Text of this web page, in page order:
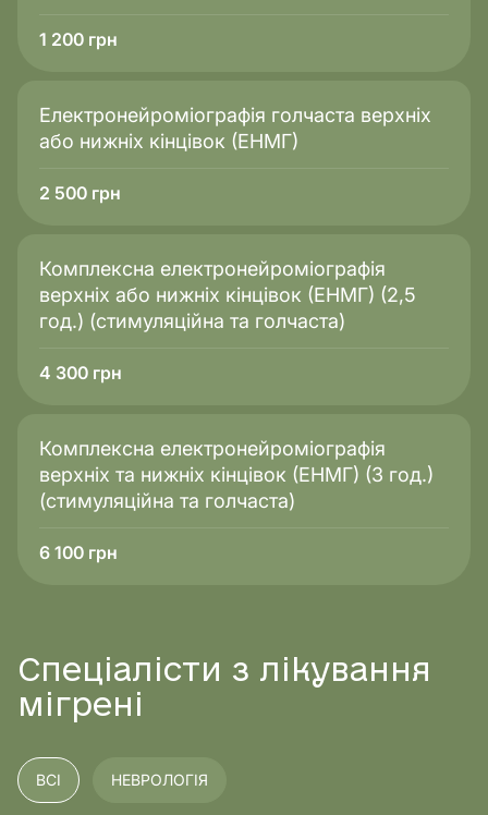
1 200 грн
Електронейроміографія голчаста верхніх
або нижніх кінцівок (ЕНМГ)
2 500 грн
Комплексна електронейроміографія
верхніх або нижніх кінцівок (ЕНМГ) (2,5
год.) (стимуляційна та голчаста)
4 300 грн
Комплексна електронейроміографія
верхніх та нижніх кінцівок (ЕНМГ) (3 год.)
(стимуляційна та голчаста)
6 100 грн
Спеціалісти з лікування
мігрені
ВСІ НЕВРОЛОГІЯ